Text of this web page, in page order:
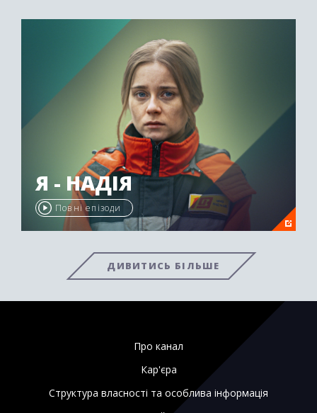
Я - НАДІЯ
Повні епізоди
ДИВИТИСЬ БІЛЬШЕ
Про канал
Кар'єра
Структура власності та особлива інформація